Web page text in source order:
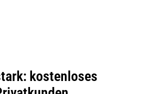
kostenloses